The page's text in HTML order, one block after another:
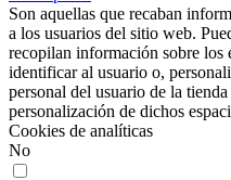
Son aquellas que recaban
a los usuarios del sitio web.
recopilan información sobre los
identificar al usuario o,
personal del usuario de la
personalización de dichos
Cookies de analíticas
No